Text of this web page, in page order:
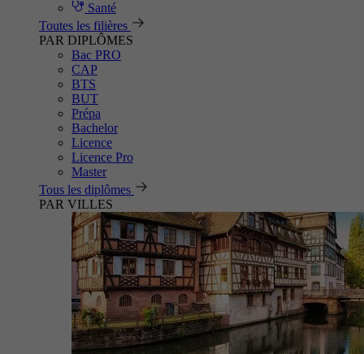
Santé
Toutes les filières
PAR DIPLÔMES
Bac PRO
CAP
BTS
BUT
Prépa
Bachelor
Licence
Licence Pro
Master
Tous les diplômes
PAR VILLES